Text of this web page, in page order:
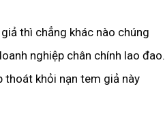
thì chẳng khác nào chúng
nghiệp chân chính lao đao.
thoát khỏi nạn tem giả này